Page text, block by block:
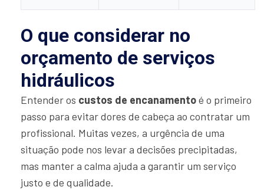
O que considerar no
orçamento de serviços
hidráulicos
Entender os custos de encanamentoé o primeiro
passo para evitar dores de cabeça ao contratar um
profissional. Muitas vezes, a urgência de uma
situação pode nos levar a decisões precipitadas,
mas manter a calma ajuda a garantir um serviço
justo e de qualidade.